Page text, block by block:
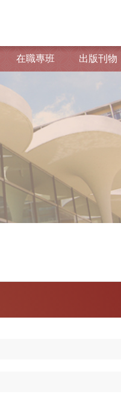
在職專班 出版刊物